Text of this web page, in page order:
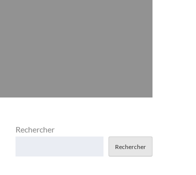
Rechercher
Rechercher